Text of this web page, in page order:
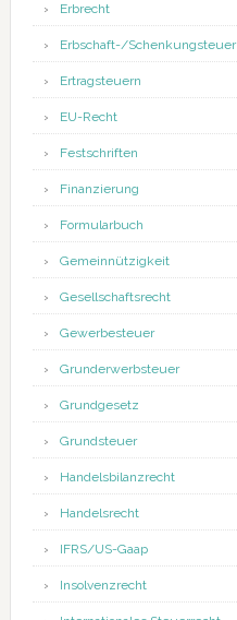
Erbrecht
Erbschaft-/Schenkungsteuer
Ertragsteuern
EU-Recht
Festschriften
Finanzierung
Formularbuch
Gemeinnützigkeit
Gesellschaftsrecht
Gewerbesteuer
Grunderwerbsteuer
Grundgesetz
Grundsteuer
Handelsbilanzrecht
Handelsrecht
IFRS/US-Gaap
Insolvenzrecht